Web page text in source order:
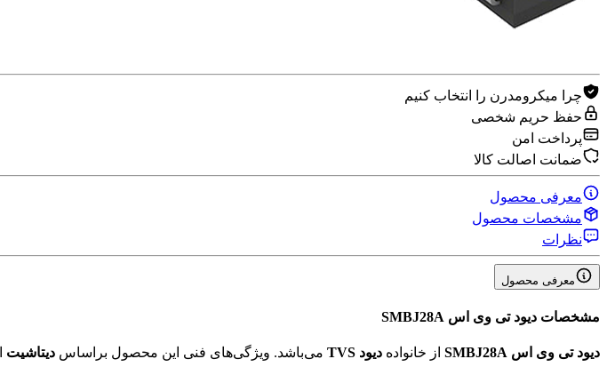
چرا میکرومدرن را انتخاب کنیم
حفظ حریم شخصی
پرداخت امن
ضمانت اصالت کالا
معرفی محصول
مشخصات محصول
نظرات
معرفی محصول
مشخصات دیود تی وی اس SMBJ28A
دیود تی وی اس SMBJ28A از خانواده دیود TVS می‌باشد. ویژگی‌های فنی این محصول براساس دیتاشیت